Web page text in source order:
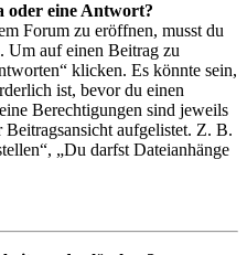
oder eine Antwort?
Forum zu eröffnen, musst du
Um auf einen Beitrag zu
klicken. Es könnte sein,
ist, bevor du einen
Berechtigungen sind jeweils
aufgelistet. Z. B.
„Du darfst Dateianhänge